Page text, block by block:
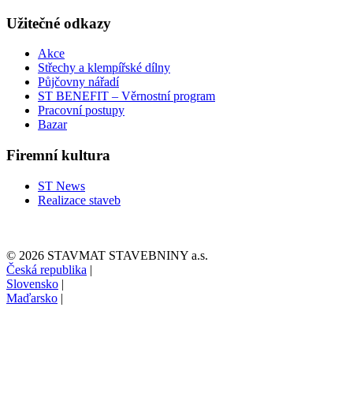
Užitečné odkazy
Akce
Střechy a klempířské dílny
Půjčovny nářadí
ST BENEFIT – Věrnostní program
Pracovní postupy
Bazar
Firemní kultura
ST News
Realizace staveb
© 2026 STAVMAT STAVEBNINY a.s.
Česká republika |
Slovensko |
Maďarsko |